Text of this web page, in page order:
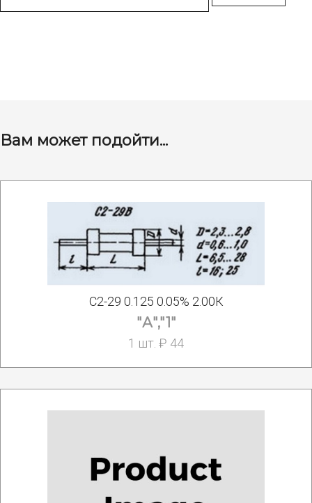
Вам может подойти...
С2-29 0.125 0.05% 2.00К
"А","1"
1 шт. ₽ 44